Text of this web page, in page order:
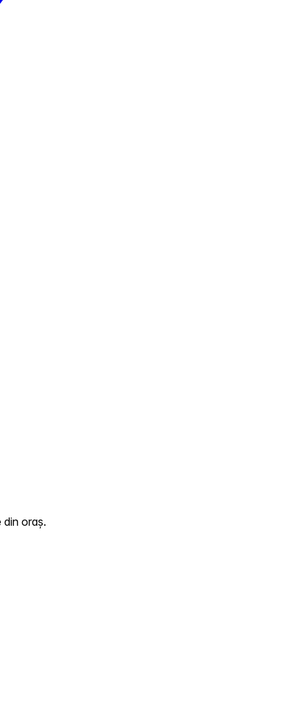
din oraș.